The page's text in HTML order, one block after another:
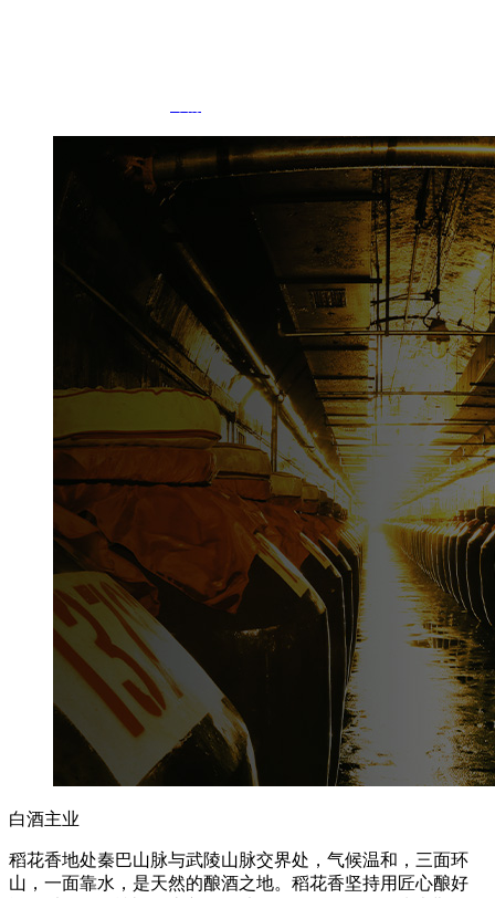
白酒主业
稻花香地处秦巴山脉与武陵山脉交界处，气候温和，三面环
山，一面靠水，是天然的酿酒之地。稻花香坚持用匠心酿好